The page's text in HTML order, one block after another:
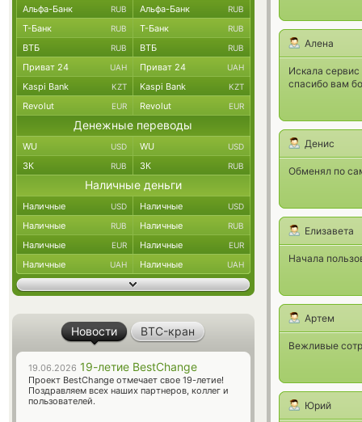
Алена
Искала
спасибо вам
Денис
Обменял по
Елизавета
Начала
Артем
Вежливые
Юрий
Альфа-Банк RUB Альфа-Банк RUB
Т-Банк RUB Т-Банк RUB
ВТБ RUB ВТБ RUB
Приват 24 UAH Приват 24 UAH
Kaspi Bank KZT Kaspi Bank KZT
Revolut EUR Revolut EUR
Денежные переводы
WU USD WU USD
ЗК RUB ЗК RUB
Наличные деньги
Наличные USD Наличные USD
Наличные RUB Наличные RUB
Наличные EUR Наличные EUR
Наличные UAH Наличные UAH
Новости BTC-кран
19.06.2026 19-летие BestChange
Проект BestChange отмечает свое 19-летие!
Поздравляем всех наших партнеров, коллег и
пользователей.